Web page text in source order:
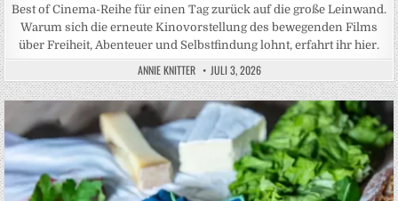
Best of Cinema-Reihe für einen Tag zurück auf die große Leinwand.
Warum sich die erneute Kinovorstellung des bewegenden Films
über Freiheit, Abenteuer und Selbstfindung lohnt, erfahrt ihr hier.
ANNIE KNITTER JULI 3, 2026
Posted in